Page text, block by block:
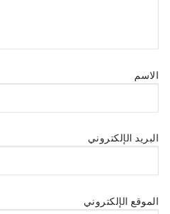
الاسم
البريد الإلكتروني
الموقع الإلكتروني